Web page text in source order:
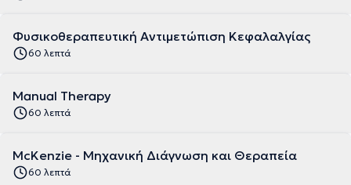
Φυσικοθεραπευτική Αντιμετώπιση Κεφαλαλγίας
60 λεπτά
Manual Therapy
60 λεπτά
McKenzie - Μηχανική Διάγνωση και Θεραπεία
60 λεπτά